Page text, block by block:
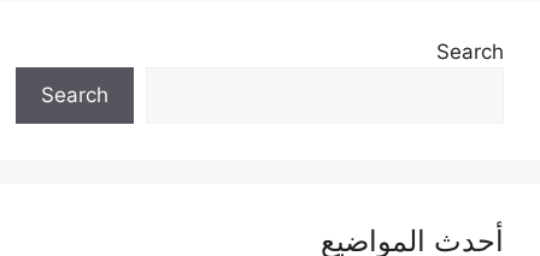
Search
Search
أحدث المواضيع